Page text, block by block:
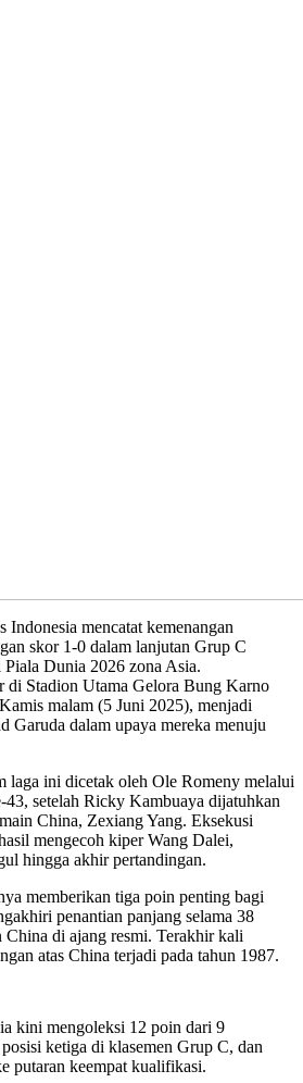
Indonesia mencatat kemenangan
skor 1-0 dalam lanjutan Grup C
Dunia 2026 zona Asia.
di Stadion Utama Gelora Bung Karno
malam (5 Juni 2025), menjadi
Garuda dalam upaya mereka menuju
laga ini dicetak oleh Ole Romeny melalui
setelah Ricky Kambuaya dijatuhkan
China, Zexiang Yang. Eksekusi
mengecoh kiper Wang Dalei,
hingga akhir pertandingan.
memberikan tiga poin penting bagi
penantian panjang selama 38
China di ajang resmi. Terakhir kali
atas China terjadi pada tahun 1987.
kini mengoleksi 12 poin dari 9
ketiga di klasemen Grup C, dan
putaran keempat kualifikasi.